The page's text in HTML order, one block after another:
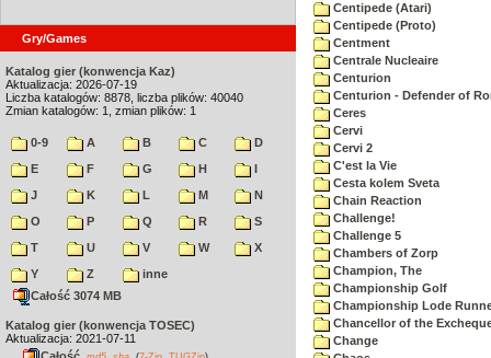
Gry/Games
Katalog gier (konwencja Kaz)
Aktualizacja: 2026-07-19
Liczba katalogów: 8878, liczba plików: 40040
Zmian katalogów: 1, zmian plików: 1
0-9 A B C
D
E
F G H
I
J
K L M
N
O
P Q R
S
T
U V W
X
Y
Z
inne
Całość 3074 MB
Katalog gier (konwencja TOSEC)
Aktualizacja: 2021-07-11
Centipede (Atari)
Centipede (Proto)
Centment
Centrale Nucleaire
Centurion
Centurion - Defender of
Ceres
Cervi
Cervi 2
C'est la Vie
Cesta kolem Sveta
Chain Reaction
Challenge!
Challenge 5
Chambers of Zorp
Champion, The
Championship Golf
Championship Lode
Chancellor of the
Change